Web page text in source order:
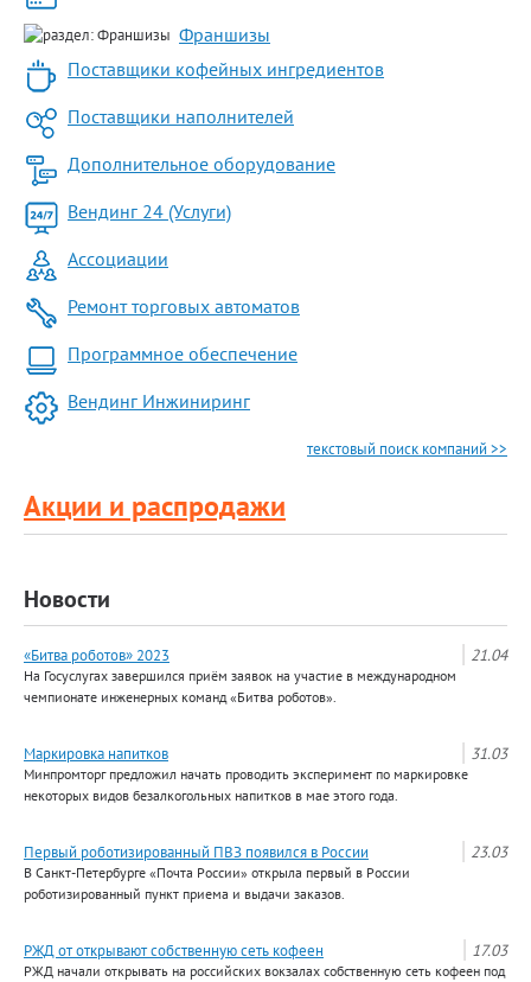
Франшизы
Поставщики кофейных ингредиентов
Поставщики наполнителей
Дополнительное оборудование
Вендинг 24 (Услуги)
Ассоциации
Ремонт торговых автоматов
Программное обеспечение
Вендинг Инжиниринг
текстовый поиск компаний >>
Акции и распродажи
Новости
21.04
«Битва роботов» 2023
На Госуслугах завершился приём заявок на участие в международном
чемпионате инженерных команд «Битва роботов».
31.03
Маркировка напитков
Минпромторг предложил начать проводить эксперимент по маркировке
некоторых видов безалкогольных напитков в мае этого года.
23.03
Первый роботизированный ПВЗ появился в России
В Санкт-Петербурге «Почта России» открыла первый в России
роботизированный пункт приема и выдачи заказов.
17.03
РЖД от открывают собственную сеть кофеен
РЖД начали открывать на российских вокзалах собственную сеть кофеен под